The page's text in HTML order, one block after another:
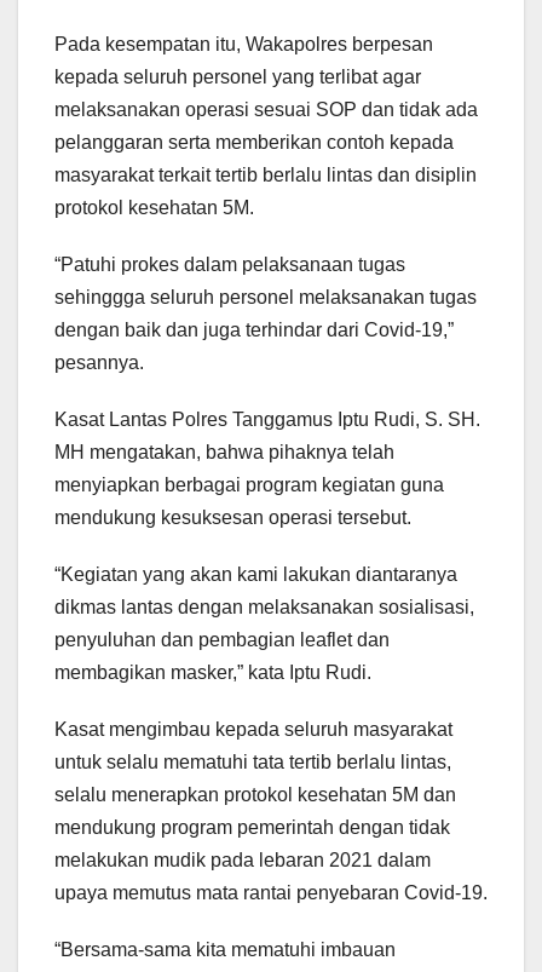
Pada kesempatan itu, Wakapolres berpesan
kepada seluruh personel yang terlibat agar
melaksanakan operasi sesuai SOP dan tidak ada
pelanggaran serta memberikan contoh kepada
masyarakat terkait tertib berlalu lintas dan disiplin
protokol kesehatan 5M.
“Patuhi prokes dalam pelaksanaan tugas
sehinggga seluruh personel melaksanakan tugas
dengan baik dan juga terhindar dari Covid-19,”
pesannya.
Kasat Lantas Polres Tanggamus Iptu Rudi, S. SH.
MH mengatakan, bahwa pihaknya telah
menyiapkan berbagai program kegiatan guna
mendukung kesuksesan operasi tersebut.
“Kegiatan yang akan kami lakukan diantaranya
dikmas lantas dengan melaksanakan sosialisasi,
penyuluhan dan pembagian leaflet dan
membagikan masker,” kata Iptu Rudi.
Kasat mengimbau kepada seluruh masyarakat
untuk selalu mematuhi tata tertib berlalu lintas,
selalu menerapkan protokol kesehatan 5M dan
mendukung program pemerintah dengan tidak
melakukan mudik pada lebaran 2021 dalam
upaya memutus mata rantai penyebaran Covid-19.
“Bersama-sama kita mematuhi imbauan